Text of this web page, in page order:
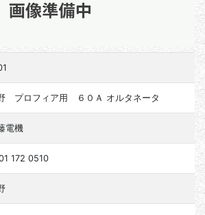
プロフィア用 ６０Ａ オルタネータ
電機
172 0510